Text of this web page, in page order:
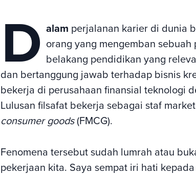
D alam perjalanan karier di dunia
orang yang mengemban
belakang pendidikan yang
dan bertanggung jawab terhadap bisnis
bekerja di perusahaan finansial teknologi
Lulusan filsafat bekerja sebagai staf
consumer goods(FMCG).
Fenomena tersebut sudah lumrah atau
pekerjaan kita. Saya sempat iri hati